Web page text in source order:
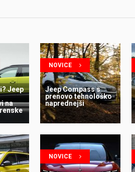
Jeep
na
NOVICE
Jeep Compass s
prenovo tehnološko
naprednejši
NOVICE